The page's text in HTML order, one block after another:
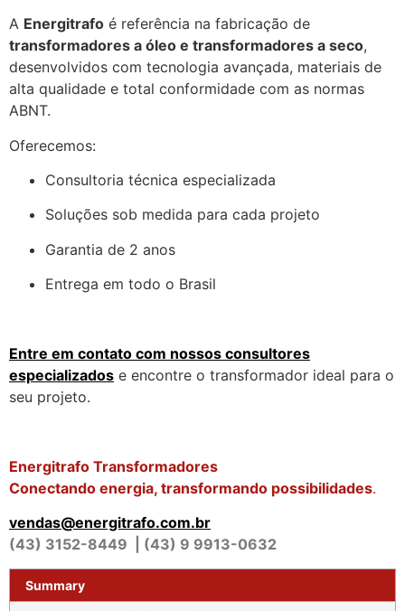
A Energitrafo é referência na fabricação de
transformadores a óleo e transformadores a seco,
desenvolvidos com tecnologia avançada, materiais de
alta qualidade e total conformidade com as normas
ABNT.
Oferecemos:
Consultoria técnica especializada
Soluções sob medida para cada projeto
Garantia de 2 anos
Entrega em todo o Brasil
Entre em contato com nossos consultores
especializados e encontre o transformador ideal para o
seu projeto.
Energitrafo Transformadores
Conectando energia, transformando possibilidades.
vendas@energitrafo.com.br
(43) 3152-8449 | (43) 9 9913-0632
Summary